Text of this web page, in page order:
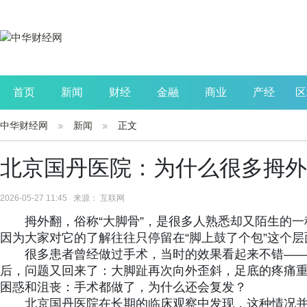
首页 新闻 财经 金融 商业 产经
公司 生活 读书
中华财经网 新闻 正文
北京国丹医院：为什么很多拇
2026-05-27 11:45 来源： 互联网
拇外翻，俗称“大脚骨”，是很多人熟悉却又陌生的
因为大家对它的了解往往只停留在“脚上鼓了个包”这个
很多患者曾经做过手术，当时的效果看起来不错
后，问题又回来了：大脚趾再次向外歪斜，足底的疼痛
困惑和沮丧：手术都做了，为什么还会复发？
北京国丹医院在长期的临床观察中发现，这种情况